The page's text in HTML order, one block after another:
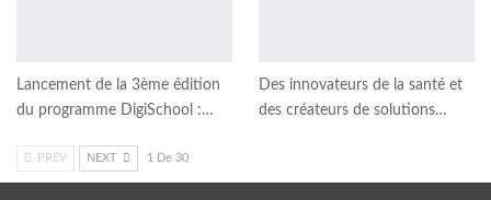
Lancement de la 3ème édition
du programme DigiSchool :…
Des innovateurs de la santé et
des créateurs de solutions…
PREV NEXT 1 De 30